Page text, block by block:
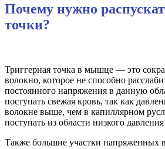
Почему нужно
точки?
Триггерная точка в мышце — это
волокно, которое не способно
постоянного напряжения в данную
поступать свежая кровь, так как
волокне выше, чем в капиллярном
поступать из области низкого
Также большие участки напряженных